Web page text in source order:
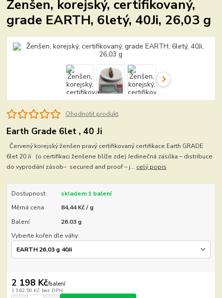
Ženšen, korejský, certifikovaný,
grade EARTH, 6letý, 40Ji, 26,03 g
Ohodnotit produkt
Earth Grade 6let , 40 Ji
Červený korejský ženšen pravý certifikovaný certifikace Earth GRADE
6let 20 Ji (o certifikaci ženšene blíže zde) Jedinečná zásilka – distribuce
do vyprodání zásob– secured and proof – j... celý popis
Dostupnost
skladem 1 balení
Měrná cena
84,44 Kč / g
Balení
26.03 g
Vyberte kořen dle váhy:
2 198 Kč/balení
1 962,50 Kč bez DPH